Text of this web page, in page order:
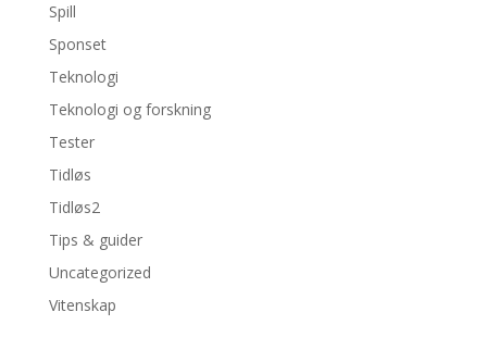
Spill
Sponset
Teknologi
Teknologi og forskning
Tester
Tidløs
Tidløs2
Tips & guider
Uncategorized
Vitenskap